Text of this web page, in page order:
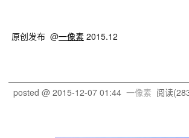
原创发布 @一像素 2015.12
posted @ 2015-12-07 01:44 一像素 阅读(